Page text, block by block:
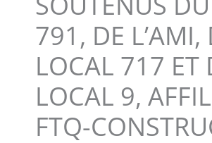
791, DE L’AMI,
LOCAL 717 ET
LOCAL 9,
FTQ-